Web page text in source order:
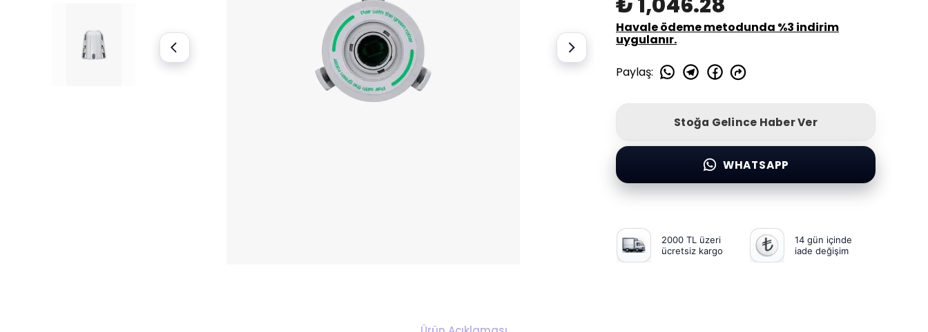
Havale ödeme metodunda %3 indirim
uygulanır.
Paylaş:
Stoğa Gelince Haber Ver
WHATSAPP
2000 TL üzeri
ücretsiz kargo
14 gün içinde
iade değişim